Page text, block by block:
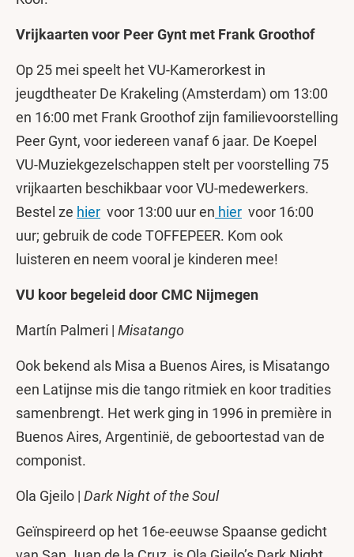
Vrijkaarten voor Peer Gynt met Frank Groothof
Op 25 mei speelt het VU-Kamerorkest in
jeugdtheater De Krakeling (Amsterdam) om 13:00
en 16:00 met Frank Groothof zijn familievoorstelling
Peer Gynt, voor iedereen vanaf 6 jaar. De Koepel
VU-Muziekgezelschappen stelt per voorstelling 75
vrijkaarten beschikbaar voor VU-medewerkers.
Bestel ze hier voor 13:00 uur en hier voor 16:00
uur; gebruik de code TOFFEPEER. Kom ook
luisteren en neem vooral je kinderen mee!
VU koor begeleid door CMC Nijmegen
Martín Palmeri | Misatango
Ook bekend als Misa a Buenos Aires, is Misatango
een Latijnse mis die tango ritmiek en koor tradities
samenbrengt. Het werk ging in 1996 in première in
Buenos Aires, Argentinië, de geboortestad van de
componist.
Ola Gjeilo | Dark Night of the Soul
Geïnspireerd op het 16e-eeuwse Spaanse gedicht